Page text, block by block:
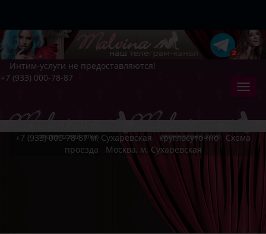
Интим-услуги не предоставляются!
+7 (933) 000-78-87
+7 (933) 000-78-87 м. Сухаревская круглосуточно
Схема
проезда
Москва, м. Сухаревская